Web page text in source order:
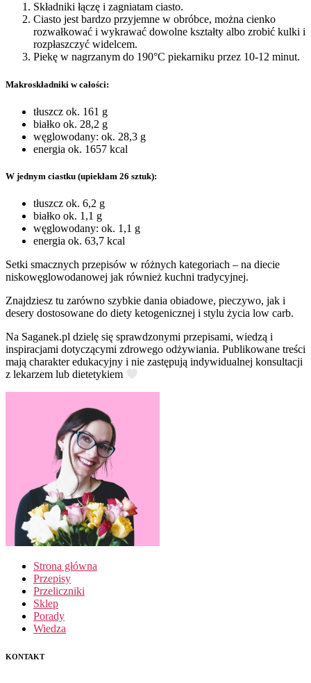
Składniki łączę i zagniatam ciasto.
Ciasto jest bardzo przyjemne w obróbce, można cienko
rozwałkować i wykrawać dowolne kształty albo zrobić kulki i
rozpłaszczyć widelcem.
Piekę w nagrzanym do 190°C piekarniku przez 10-12 minut.
Makroskładniki w całości:
tłuszcz ok. 161 g
białko ok. 28,2 g
węglowodany: ok. 28,3 g
energia ok. 1657 kcal
W jednym ciastku (upiekłam 26 sztuk):
tłuszcz ok. 6,2 g
białko ok. 1,1 g
węglowodany: ok. 1,1 g
energia ok. 63,7 kcal
Setki smacznych przepisów w różnych kategoriach – na diecie
niskowęglowodanowej jak również kuchni tradycyjnej.
Znajdziesz tu zarówno szybkie dania obiadowe, pieczywo, jak i
desery dostosowane do diety ketogenicznej i stylu życia low carb.
Na Saganek.pl dzielę się sprawdzonymi przepisami, wiedzą i
inspiracjami dotyczącymi zdrowego odżywiania. Publikowane treści
mają charakter edukacyjny i nie zastępują indywidualnej konsultacji
z lekarzem lub dietetykiem
Strona główna
Przepisy
Przeliczniki
Sklep
Porady
Wiedza
KONTAKT